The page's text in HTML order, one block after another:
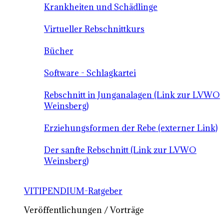
Krankheiten und Schädlinge
Virtueller Rebschnittkurs
Bücher
Software - Schlagkartei
Rebschnitt in Junganalagen (Link zur LVWO
Weinsberg)
Erziehungsformen der Rebe (externer Link)
Der sanfte Rebschnitt (Link zur LVWO
Weinsberg)
VITIPENDIUM-Ratgeber
Veröffentlichungen / Vorträge